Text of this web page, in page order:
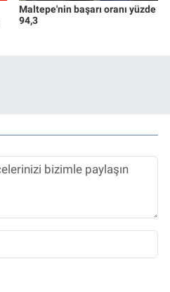
Maltepe'nin başarı oranı yüzde
94,3